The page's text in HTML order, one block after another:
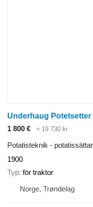
Underhaug Potetsetter
1 800 €
≈ 19 730 kr
Potatisteknik -
1900
Typ för traktor
Norge, Trøndelag